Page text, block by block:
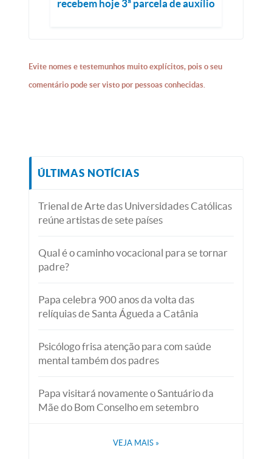
recebem hoje 3ª parcela de auxílio
Evite nomes e testemunhos muito explícitos, pois o seu
comentário pode ser visto por pessoas conhecidas.
ÚLTIMAS NOTÍCIAS
Trienal de Arte das Universidades Católicas
reúne artistas de sete países
Qual é o caminho vocacional para se tornar
padre?
Papa celebra 900 anos da volta das
relíquias de Santa Águeda a Catânia
Psicólogo frisa atenção para com saúde
mental também dos padres
Papa visitará novamente o Santuário da
Mãe do Bom Conselho em setembro
VEJA MAIS »